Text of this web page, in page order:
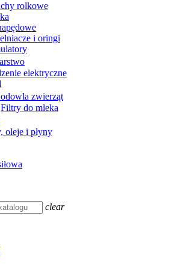
rolkowe
i oringi
elektryczne
zwierząt
Filtry do mleka
oleje i płyny
clear